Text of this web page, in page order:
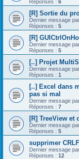
Réponses : 6
[R] Sortie du
Dernier message
Réponses : 5
[R]
Dernier message
Réponses : 5
[..] Projet
Dernier message
Réponses : 1
[..] Excel dans
pas si mal
Dernier message
Réponses : 7
[R] TreeView et
Dernier message
Réponses : 5
supprimer
Dernier message
Réponses : 12